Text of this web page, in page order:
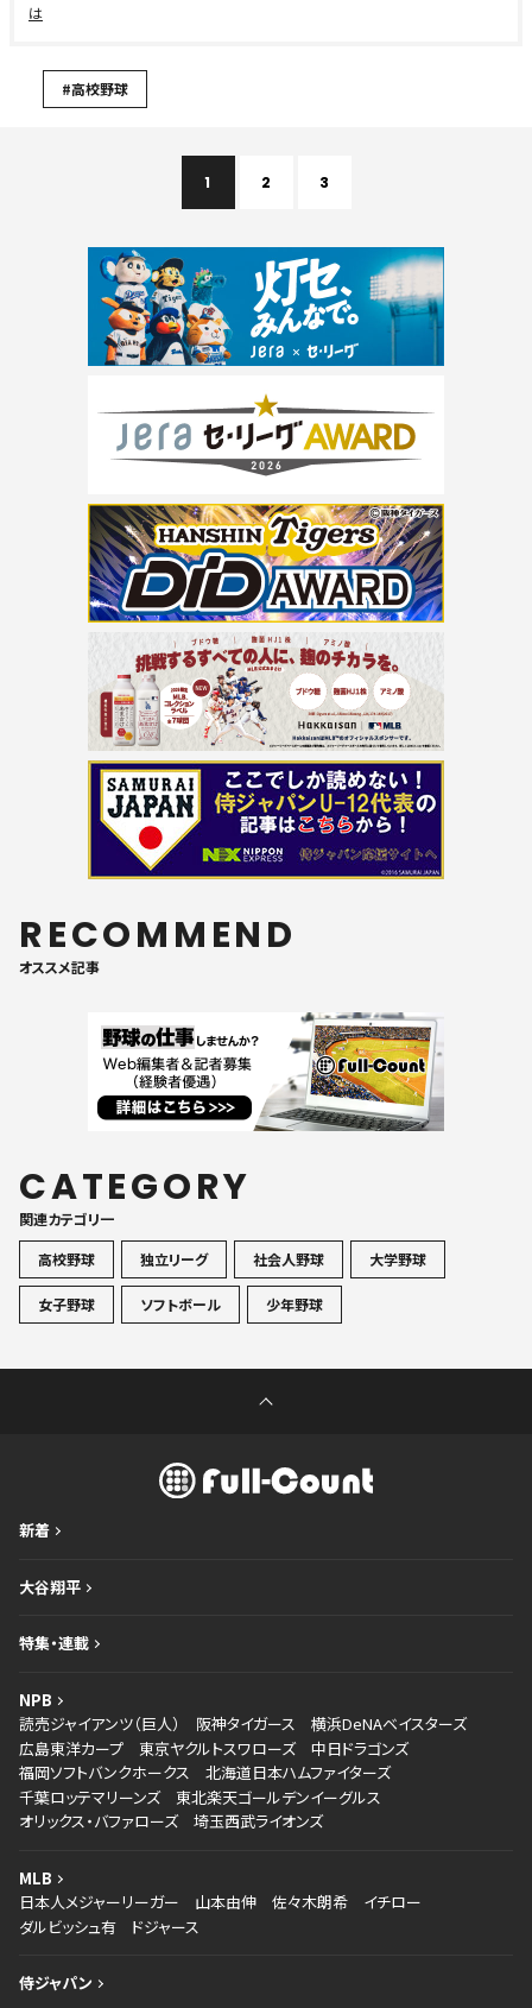
は
#高校野球
1 2 3
RECOMMEND
オススメ記事
CATEGORY
関連カテゴリ一
高校野球
独立リーグ 社会人野球 大学野球
女子野球 ソフトボール 少年野球
新着
大谷翔平
特集・連載
NPB
読売ジャイアンツ（巨人）
阪神タイガース
横浜DeNAベイスターズ
広島東洋カープ
東京ヤクルトスワローズ
中日ドラゴンズ
福岡ソフトバンクホークス
北海道日本ハムファイターズ
千葉ロッテマリーンズ
東北楽天ゴールデンイーグルス
オリックス・バファローズ
埼玉西武ライオンズ
MLB
日本人メジャーリーガー
山本由伸 佐々木朗希
イチロー
ダルビッシュ有
ドジャース
侍ジャパン